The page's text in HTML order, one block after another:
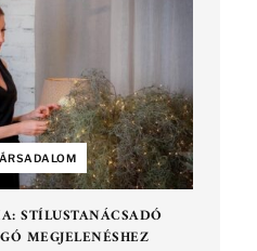
STÍLUSTANÁCSADÓ
MEGJELENÉSHEZ